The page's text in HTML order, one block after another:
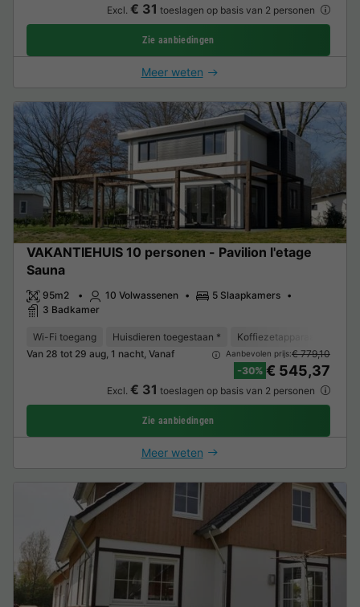
Excl. € 31 toeslagen op basis van 2 personen
Zie aanbiedingen
Meer weten
VAKANTIEHUIS 10 personen - Pavilion l'etage
Sauna
95m2 10 Volwassenen
5 Slaapkamers
3 Badkamer
Wi-Fi toegang Huisdieren toegestaan * Koffiezetapparaat
Van 28 tot 29 aug, 1 nacht, Vanaf
Aanbevolen prijs:€ 779,10
-30% € 545,37
Excl. € 31 toeslagen op basis van 2 personen
Zie aanbiedingen
Meer weten